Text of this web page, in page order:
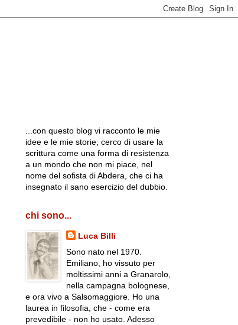
...con questo blog vi racconto le mie
idee e le mie storie, cerco di usare la
scrittura come una forma di resistenza
a un mondo che non mi piace, nel
nome del sofista di Abdera, che ci ha
insegnato il sano esercizio del dubbio.
chi sono...
Luca Billi
Sono nato nel 1970.
Emiliano, ho vissuto per
moltissimi anni a Granarolo,
nella campagna bolognese,
e ora vivo a Salsomaggiore. Ho una
laurea in filosofia, che - come era
prevedibile - non ho usato. Adesso